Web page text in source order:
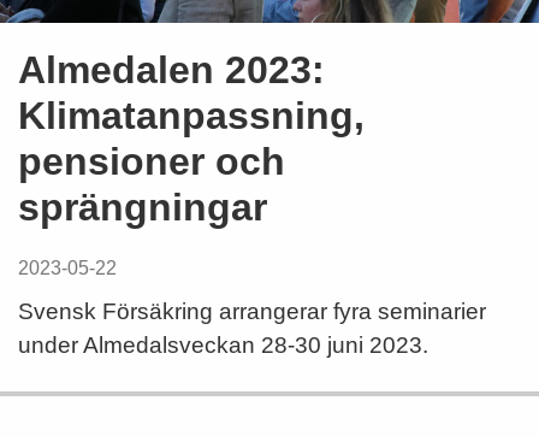
Almedalen 2023:
Klimatanpassning,
pensioner och
sprängningar
2023-05-22
Svensk Försäkring arrangerar fyra seminarier
under Almedalsveckan 28-30 juni 2023.